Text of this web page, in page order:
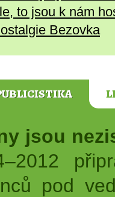
to jsou k nám
Bezovka
jsou
pod